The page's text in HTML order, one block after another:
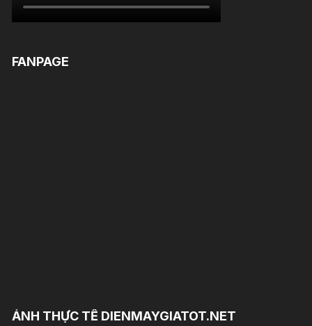
FANPAGE
ẢNH THỰC TẾ DIENMAYGIATOT.NET